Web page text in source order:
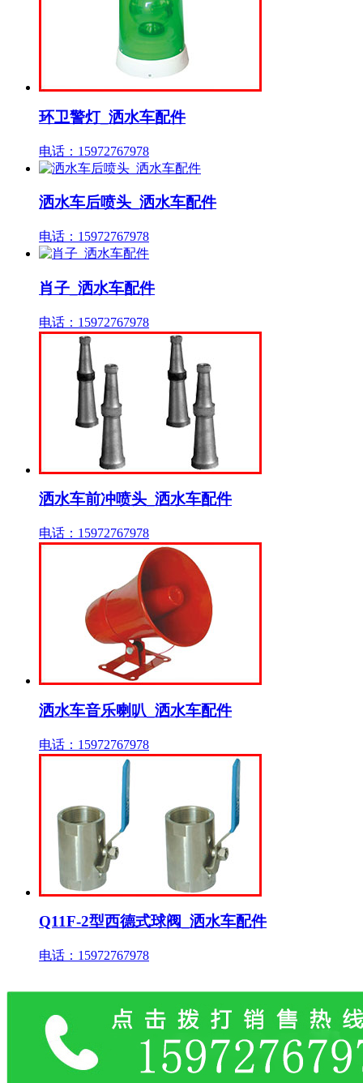
环卫警灯_洒水车配件
电话：15972767978
洒水车后喷头_洒水车配件
电话：15972767978
肖子_洒水车配件
电话：15972767978
洒水车前冲喷头_洒水车配件
电话：15972767978
洒水车音乐喇叭_洒水车配件
电话：15972767978
Q11F-2型西德式球阀_洒水车配件
电话：15972767978